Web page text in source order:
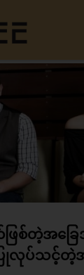
စ်တဲ့အခြေ
လုပ်သင့်တဲ့အ